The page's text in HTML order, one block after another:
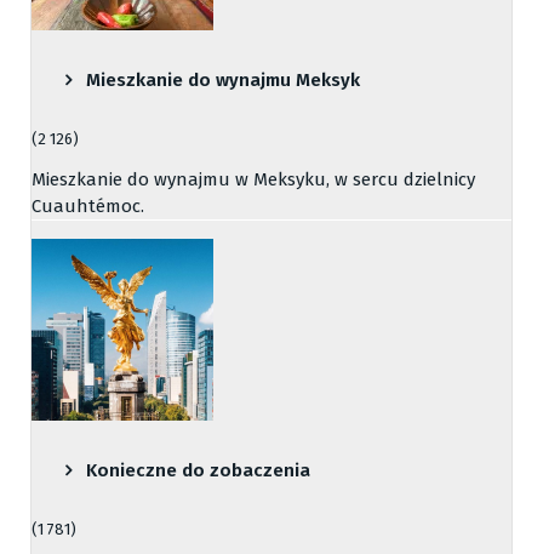
Mieszkanie do wynajmu Meksyk
(2 126)
Mieszkanie do wynajmu w Meksyku, w sercu dzielnicy
Cuauhtémoc.
Konieczne do zobaczenia
(1 781)